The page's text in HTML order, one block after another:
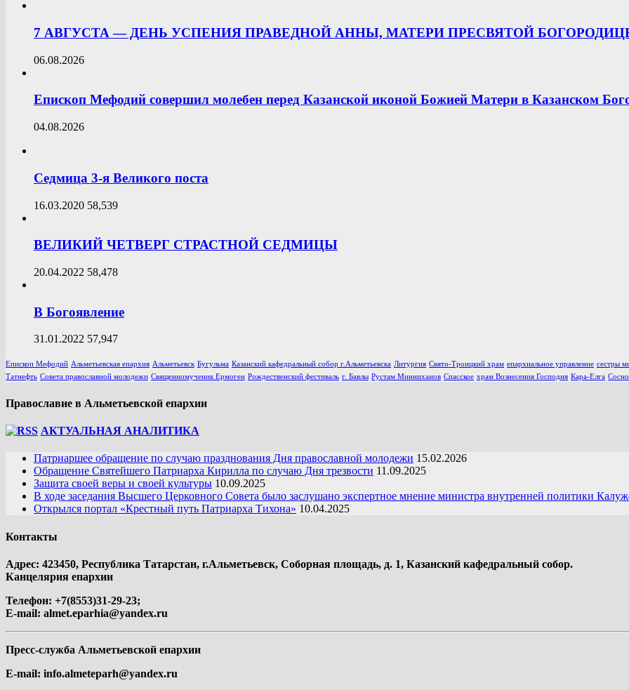
7 АВГУСТА — ДЕНЬ УСПЕНИЯ ПРАВЕДНОЙ АННЫ, МАТЕРИ ПРЕСВЯТОЙ
06.08.2026
Епископ Мефодий совершил молебен перед Казанской иконой Божией Матери в Казанском
04.08.2026
Седмица 3-я Великого поста
16.03.2020 58,539
ВЕЛИКИЙ ЧЕТВЕРГ СТРАСТНОЙ СЕДМИЦЫ
20.04.2022 58,478
В Богоявление
31.01.2022 57,947
Епископ Мефодий Альметьевская епархия Альметьевск Бугульма Казанский кафедральный собор г.Альметьевска Литургия Свято-Троицкий храм епархиальное управление сестры
Татнефть Совета православной молодежи Священномученик Ермоген Рождественский фестиваль г. Бавлы Рустам Минниханов Спасское храм Вознесения Господня Кара-Елга
Православие в Альметьевской епархии
АКТУАЛЬНАЯ АНАЛИТИКА
Патриаршее обращение по случаю празднования Дня православной молодежи 15.02.2026
Обращение Святейшего Патриарха Кирилла по случаю Дня трезвости 11.09.2025
Защита своей веры и своей культуры 10.09.2025
В ходе заседания Высшего Церковного Совета было заслушано экспертное мнение министра внутренней политики
Открылся портал «Крестный путь Патриарха Тихона» 10.04.2025
Контакты
Адрес: 423450, Республика Татарстан, г.Альметьевск, Соборная площадь, д. 1, Казанский кафедральный собор.
Канцелярия епархии
Телефон: +7(8553)31-29-23;
E-mail: almet.eparhia@yandex.ru
Пресс-служба Альметьевской епархии
E-mail: info.almeteparh@yandex.ru